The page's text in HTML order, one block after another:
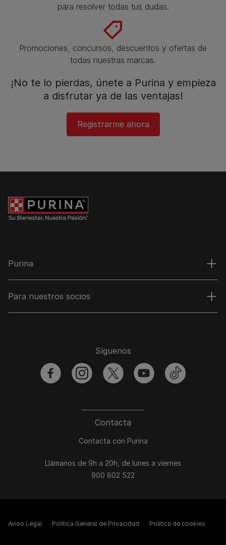
para resolver todas tus dudas.​
Promociones, concursos, descuentos y ofertas de
todas nuestras marcas.​
¡No te lo pierdas, únete a Purina y empieza
a disfrutar ya de las ventajas!​
Registrarme ahora
Purina
Para nuestros socios
Contacta
Contacta con Purina
Llámanos de 9h a 20h, de lunes a viernes
900 802 522
Síguenos
facebookinstagramtwitter youtubetiktok
Aviso Legal Política General de Privacidad Política de cookies